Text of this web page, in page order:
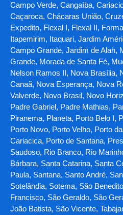
Campo Verde, Cangaíba,
Caçaroca, Chácaras União,
Expedito, Flexal I, Flexal II,
Itapemirim, Itaquari, Jardim
Campo Grande, Jardim de Alah,
Grande, Morada de Santa Fé,
Nelson Ramos II, Nova Brasília,
Canaã, Nova Esperança, Nova
Valverde, Novo Brasil, Novo
Padre Gabriel, Padre Mathias,
Piranema, Planeta, Porto Belo I,
Porto Novo, Porto Velho, Porto
Cariacica, Porto de Santana,
Saudoso, Rio Branco, Rio
Bárbara, Santa Catarina, Santa
Paula, Santana, Santo André,
Sotelândia, Sotema, São
Francisco, São Geraldo, São
João Batista, São Vicente,